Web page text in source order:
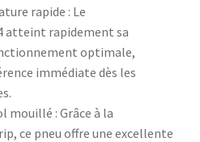
rapide : Le
atteint rapidement sa
optimale,
immédiate dès les
mouillé : Grâce à la
ce pneu offre une excellente